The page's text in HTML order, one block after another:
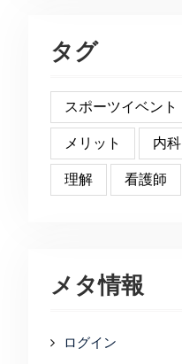
タグ
スポーツイベント
メリット 内科
理解 看護師
メタ情報
ログイン